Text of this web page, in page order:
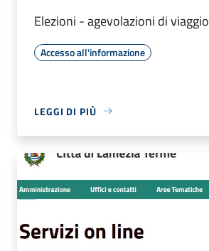
Elezioni - agevolazioni di viaggio
Accesso all'informazione
LEGGI DI PIÙ